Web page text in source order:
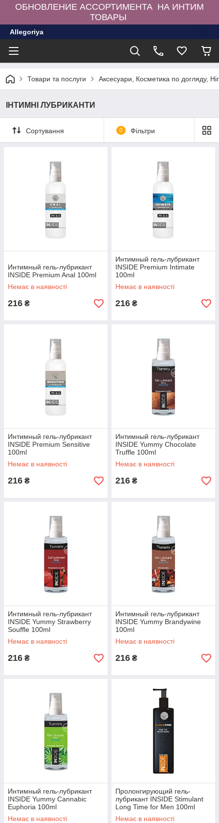
ОБНОВЛЕНИЕ АССОРТИМЕНТА НА ИНТИМ
ТОВАРЫ
Allegoriya
Товари та послуги Аксесуари, Косметика по догляду,
ІНТИМНІ ЛУБРИКАНТИ
Сортування 0 Фільтри
Интимный гель-лубрикант
INSIDE Premium Anal 100ml
Немає в наявності
216 ₴
Интимный гель-лубрикант
INSIDE Premium Intimate
100ml
Немає в наявності
216 ₴
Интимный гель-лубрикант
INSIDE Premium Sensitive
100ml
Немає в наявності
216 ₴
Интимный гель-лубрикант
INSIDE Yummy Chocolate
Truffle 100ml
Немає в наявності
216 ₴
Интимный гель-лубрикант
INSIDE Yummy Strawberry
Souffle 100ml
Немає в наявності
216 ₴
Интимный гель-лубрикант
INSIDE Yummy Brandywine
100ml
Немає в наявності
216 ₴
Интимный гель-лубрикант
INSIDE Yummy Cannabic
Euphoria 100ml
Немає в наявності
Пролонгирующий гель-
лубрикант INSIDE Stimulant
Long Time for Men 100ml
Немає в наявності